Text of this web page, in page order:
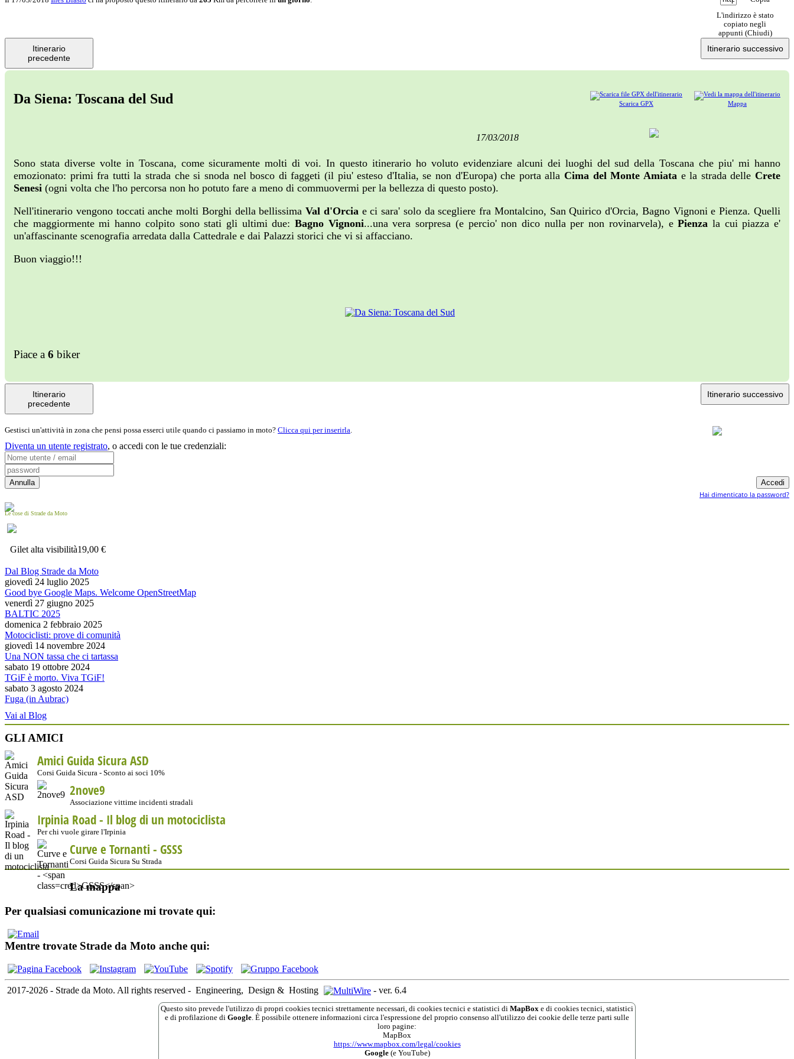
L'indirizzo è stato
copiato negli
appunti (Chiudi)
Itinerario
precedente
Itinerario successivo
Mappa
Scarica GPX
Da Siena: Toscana del Sud
17/03/2018
Sono stata diverse volte in Toscana, come sicuramente molti di voi. In questo itinerario ho voluto evidenziare alcuni dei luoghi del sud della Toscana che piu' mi hanno
emozionato: primi fra tutti la strada che si snoda nel bosco di faggeti (il piu' esteso d'Italia, se non d'Europa) che porta alla Cima del Monte Amiatae la strada delle Crete
Senesi (ogni volta che l'ho percorsa non ho potuto fare a meno di commuovermi per la bellezza di questo posto).
Nell'itinerario vengono toccati anche molti Borghi della bellissimaVal d'Orcia e ci sara' solo da scegliere fra Montalcino, San Quirico d'Orcia, Bagno Vignoni e Pienza. Quelli
che maggiormente mi hanno colpito sono stati gli ultimi due:Bagno Vignoni...una vera sorpresa (e percio' non dico nulla per non rovinarvela), ePienza la cui piazza e'
un'affascinante scenografia arredata dalla Cattedrale e dai Palazzi storici che vi si affacciano.
Buon viaggio!!!
Piace a 6 biker
Itinerario
precedente
Itinerario successivo
Gestisci un'attività in zona che pensi possa esserci utile quando ci passiamo in moto? Clicca qui per inserirla
Diventa un utente registrato, o accedi con le tue credenziali:
Hai dimenticato la password?
Le cose di Strade da Moto
Gilet alta visibilità19,00 €
Dal Blog Strade da Moto
giovedì 24 luglio 2025
Good bye Google Maps. Welcome OpenStreetMap
venerdì 27 giugno 2025
BALTIC 2025
domenica 2 febbraio 2025
Motociclisti: prove di comunità
giovedì 14 novembre 2024
Una NON tassa che ci tartassa
sabato 19 ottobre 2024
TGiF è morto. Viva TGiF!
sabato 3 agosto 2024
Fuga (in Aubrac)
Vai al Blog
GLI AMICI
Amici Guida Sicura ASD
Corsi Guida Sicura - Sconto ai soci 10%
2nove9
Associazione vittime incidenti stradali
Irpinia Road - Il blog di un motociclista
Per chi vuole girare l'Irpinia
Curve e Tornanti - GSSS
Corsi Guida Sicura Su Strada
La mappa
Per qualsiasi comunicazione mi trovate qui:
Mentre trovate Strade da Moto anche qui:
2017-2026 - Strade da Moto. All rights reserved - Engineering, Design & Hosting - ver. 6.4
Questo sito prevede l'utilizzo di propri cookies tecnici strettamente necessari, di cookies tecnici e statistici di MapBox e di cookies tecnici, statistici
e di profilazione di Google. È possibile ottenere informazioni circa l'espressione del proprio consenso all'utilizzo dei cookie delle terze parti sulle
loro pagine:
MapBox
https://www.mapbox.com/legal/cookies
Google(e YouTube)